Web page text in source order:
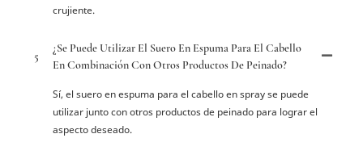
crujiente.
5
¿Se Puede Utilizar El Suero En Espuma Para El Cabello
En Combinación Con Otros Productos De Peinado?
Sí, el suero en espuma para el cabello en spray se puede
utilizar junto con otros productos de peinado para lograr el
aspecto deseado.